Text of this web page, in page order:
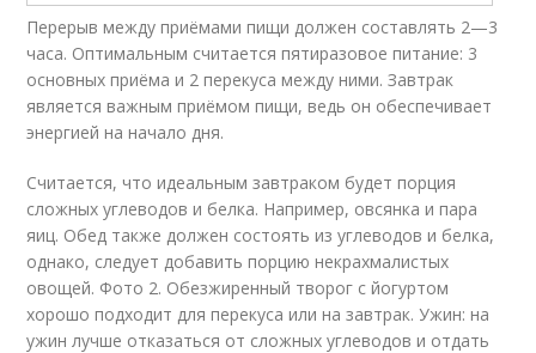
Перерыв между приёмами пищи должен составлять 2—3
часа. Оптимальным считается пятиразовое питание: 3
основных приёма и 2 перекуса между ними. Завтрак
является важным приёмом пищи, ведь он обеспечивает
энергией на начало дня.
Считается, что идеальным завтраком будет порция
сложных углеводов и белка. Например, овсянка и пара
яиц. Обед также должен состоять из углеводов и белка,
однако, следует добавить порцию некрахмалистых
овощей. Фото 2. Обезжиренный творог с йогуртом
хорошо подходит для перекуса или на завтрак. Ужин: на
ужин лучше отказаться от сложных углеводов и отдать